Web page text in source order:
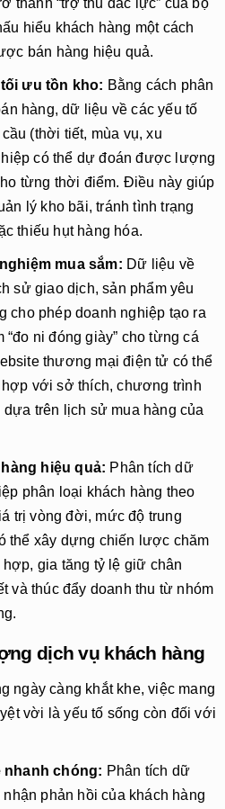
hiểu khách hàng một cách
bán hàng hiệu quả.
ưu tồn kho: Bằng cách phân
hàng, dữ liệu về các yếu tố
(thời tiết, mùa vụ, xu
có thể dự đoán được lượng
từng thời điểm. Điều này giúp
lý kho bãi, tránh tình trạng
thiếu hụt hàng hóa.
mua sắm: Dữ liệu về
sử giao dịch, sản phẩm yêu
cho phép doanh nghiệp tạo ra
“đo ni đóng giày” cho từng cá
thương mại điện tử có thể
với sở thích, chương trình
dựa trên lịch sử mua hàng của
hiệu quả: Phân tích dữ
phân loại khách hàng theo
trị vòng đời, mức độ trung
thể xây dựng chiến lược chăm
gia tăng tỷ lệ giữ chân
và thúc đẩy doanh thu từ nhóm
dịch vụ khách hàng
ngày càng khắt khe, việc mang
vời là yếu tố sống còn đối với
nhanh chóng: Phân tích dữ
phản hồi của khách hàng